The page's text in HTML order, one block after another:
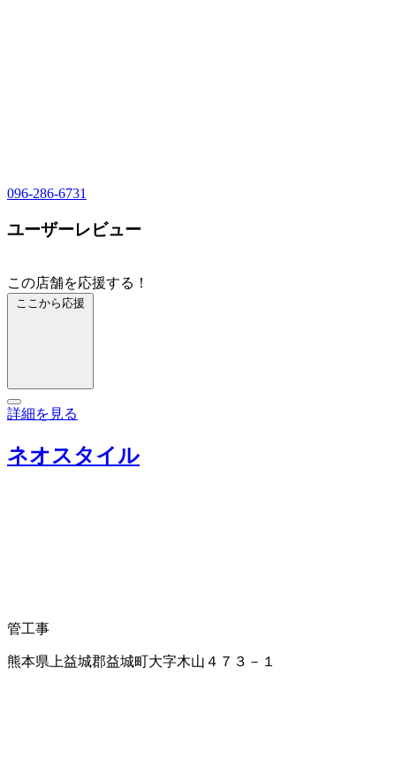
096-286-6731
ユーザーレビュー
この店舗を応援する！
ここから応援
詳細を見る
ネオスタイル
管工事
熊本県上益城郡益城町大字木山４７３－１